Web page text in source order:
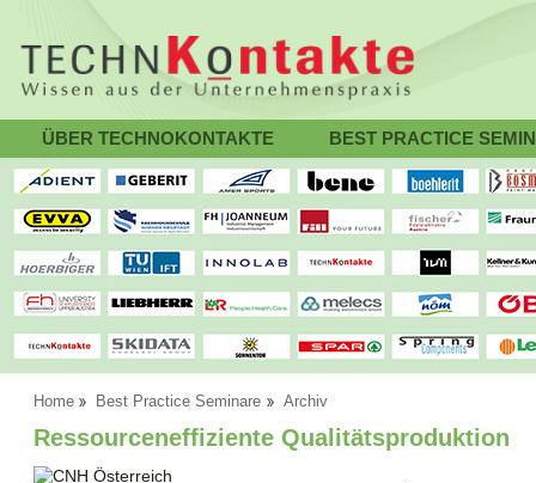
ÜBER TECHNOKONTAKTE BEST PRACTICE
Home Best Practice Seminare Archiv
Ressourceneffiziente Qualitätsproduktion